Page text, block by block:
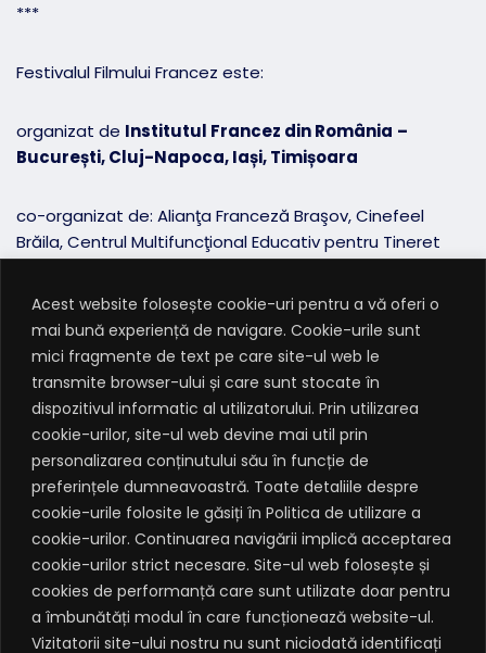
Acest website folosește cookie-uri pentru a vă oferi o
mai bună experiență de navigare. Cookie-urile sunt
mici fragmente de text pe care site-ul web le
transmite browser-ului și care sunt stocate în
dispozitivul informatic al utilizatorului. Prin utilizarea
cookie-urilor, site-ul web devine mai util prin
personalizarea conținutului său în funcție de
preferințele dumneavoastră. Toate detaliile despre
cookie-urile folosite le găsiți în Politica de utilizare a
cookie-urilor. Continuarea navigării implică acceptarea
cookie-urilor strict necesare. Site-ul web folosește și
cookies de performanță care sunt utilizate doar pentru
a îmbunătăți modul în care funcționează website-ul.
Vizitatorii site-ului nostru nu sunt niciodată identificați
***
Festivalul Filmului Francez este:
organizat de Institutul Francez din România –
București, Cluj-Napoca, Iași, Timișoara
co-organizat de: Alianţa Franceză Braşov, Cinefeel
Brăila, Centrul Multifuncţional Educativ pentru Tineret
„Jean Constantin” Constanţa, Arta by Cityplex Sfântu
Gheorghe, Teatrul Naţional Radu Stanca Sibiu,
Universitatea Ştefan cel Mare Suceava, Asociaţia K’Arte
Târgu Mureş
Prezentat de Orange
Partener: Groupama
Parteneri media: TV5Monde, RFI România, Phoenix
Media, Radio România Cultural, Radio România
Internaţional, Observator cultural, LiterNet, Ziarul
Metropolis, IQads, Literomania, Films in Frame, The
Shape of Eye, Code Noir Style, Munteanu, This is fruit,